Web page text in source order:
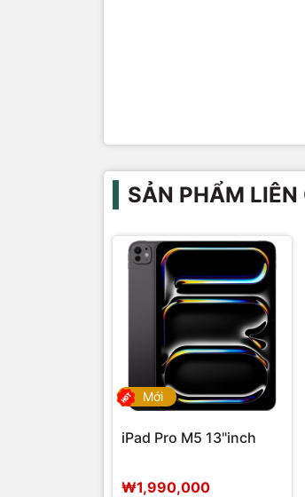
SẢN PHẨM LIÊN
Mới
iPad Pro M5 13"inch
₩1,990,000